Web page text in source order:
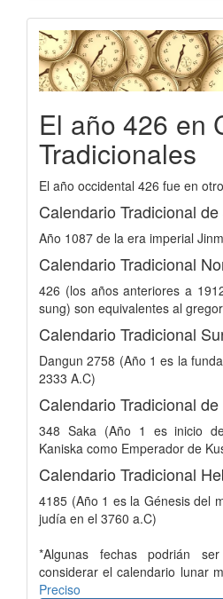
El año 426 en
Tradicionales
El año occidental 426 fue en
Calendario Tradicional
Año 1087 de la era imperial
Calendario Tradicional
426 (los años anteriores a
sung) son equivalentes al
Calendario Tradicional
Dangun 2758 (Año 1 es la
2333 A.C)
Calendario Tradicional
348 Saka (Año 1 es inicio
Kaniska como Emperador de
4185 (Año 1 es la Génesis del
judía en el 3760 a.C)
*Algunas fechas podrián
considerar el calendario lunar
Preciso